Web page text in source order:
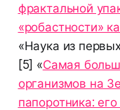
фрактальной
«робастности»
«Наука из
[5] «Самая
организмов на
папоротника: